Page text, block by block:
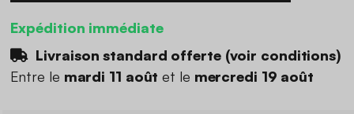
Expédition immédiate
Livraison standard offerte (voir conditions)
Entre le mardi 11 août et le mercredi 19 août